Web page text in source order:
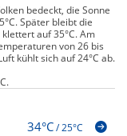
bedeckt, die Sonne
Später bleibt die
auf 35°C. Am
von 26 bis
kühlt sich auf 24°C ab.
34°C/25°C